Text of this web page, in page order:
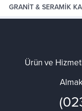
GRANİT & SERAMİK
Ürün ve